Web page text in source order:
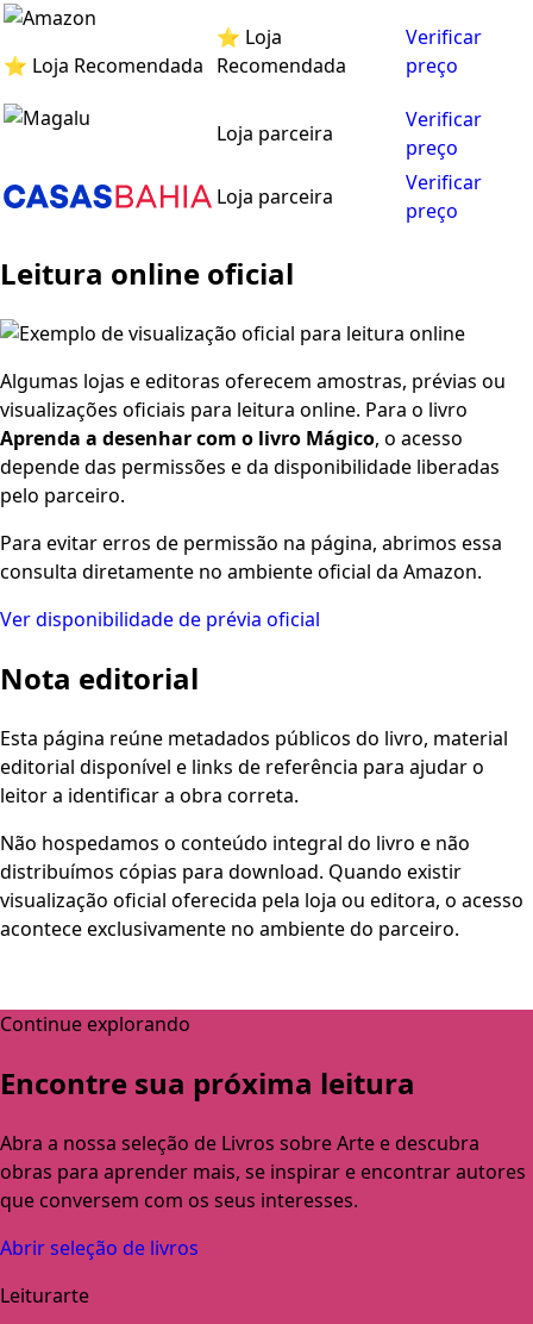
⭐ Loja Recomendada
⭐ Loja
Recomendada
Verificar
preço
Loja parceira
Verificar
preço
Loja parceira
Verificar
preço
Leitura online oficial
Algumas lojas e editoras oferecem amostras, prévias ou
visualizações oficiais para leitura online. Para o livro
Aprenda a desenhar com o livro Mágico, o acesso
depende das permissões e da disponibilidade liberadas
pelo parceiro.
Para evitar erros de permissão na página, abrimos essa
consulta diretamente no ambiente oficial da Amazon.
Ver disponibilidade de prévia oficial
Nota editorial
Esta página reúne metadados públicos do livro, material
editorial disponível e links de referência para ajudar o
leitor a identificar a obra correta.
Não hospedamos o conteúdo integral do livro e não
distribuímos cópias para download. Quando existir
visualização oficial oferecida pela loja ou editora, o acesso
acontece exclusivamente no ambiente do parceiro.
Continue explorando
Encontre sua próxima leitura
Abra a nossa seleção de Livros sobre Arte e descubra
obras para aprender mais, se inspirar e encontrar autores
que conversem com os seus interesses.
Abrir seleção de livros
Leiturarte